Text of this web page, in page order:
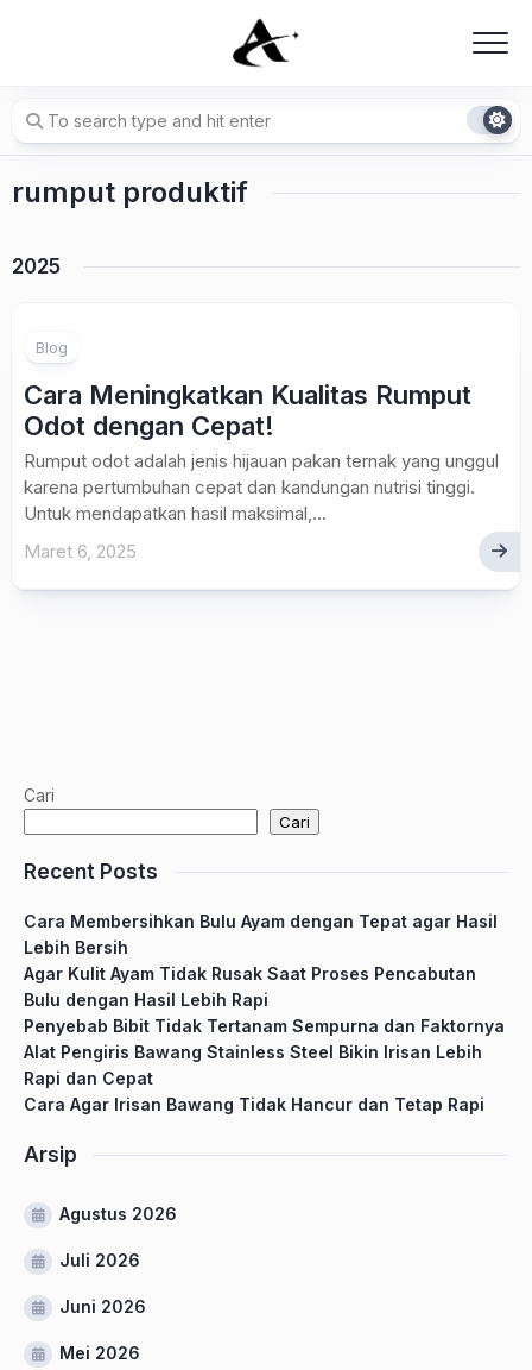
rumput produktif
2025
Blog
Cara Meningkatkan Kualitas Rumput
Odot dengan Cepat!
Rumput odot adalah jenis hijauan pakan ternak yang unggul
karena pertumbuhan cepat dan kandungan nutrisi tinggi.
Untuk mendapatkan hasil maksimal,...
Maret 6, 2025
Cari
Cari
Recent Posts
Cara Membersihkan Bulu Ayam dengan Tepat agar Hasil
Lebih Bersih
Agar Kulit Ayam Tidak Rusak Saat Proses Pencabutan
Bulu dengan Hasil Lebih Rapi
Penyebab Bibit Tidak Tertanam Sempurna dan Faktornya
Alat Pengiris Bawang Stainless Steel Bikin Irisan Lebih
Rapi dan Cepat
Cara Agar Irisan Bawang Tidak Hancur dan Tetap Rapi
Arsip
Agustus 2026
Juli 2026
Juni 2026
Mei 2026